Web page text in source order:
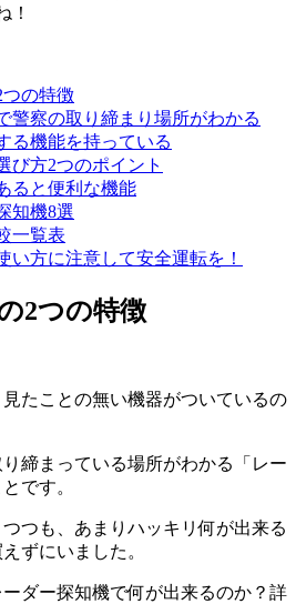
！
の特徴
察の取り締まり場所がわかる
る機能を持っている
び方2つのポイント
ると便利な機能
知機8選
一覧表
い方に注意して安全運転を！
2つの特徴
たことの無い機器がついているの
締まっている場所がわかる「レー
です。
つも、あまりハッキリ何が出来る
ずにいました。
ダー探知機で何が出来るのか？詳